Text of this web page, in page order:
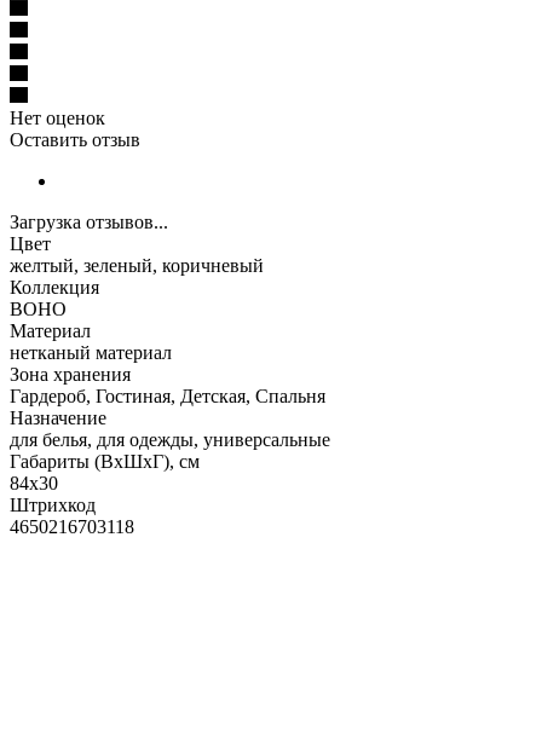
Нет оценок
Оставить отзыв
Загрузка отзывов...
Цвет
желтый, зеленый, коричневый
Коллекция
BOHO
Материал
нетканый материал
Зона хранения
Гардероб, Гостиная, Детская, Спальня
Назначение
для белья, для одежды, универсальные
Габариты (ВхШхГ), см
84х30
Штрихкод
4650216703118